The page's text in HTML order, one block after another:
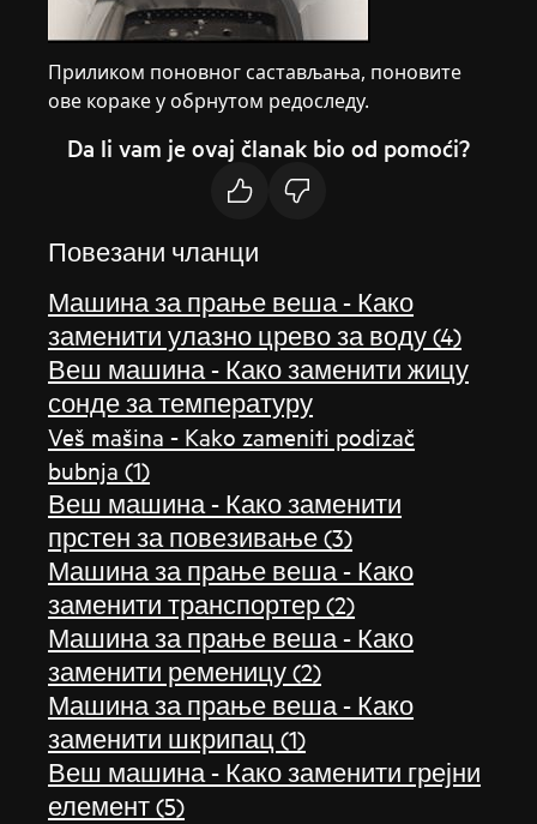
Приликом поновног састављања, поновите
ове кораке у обрнутом редоследу.
Da li vam je ovaj članak bio od pomoći?
Повезани чланци
Машина за прање веша - Како
заменити улазно црево за воду (4)
Веш машина - Како заменити жицу
сонде за температуру
Veš mašina - Kako zameniti podizač
bubnja (1)
Веш машина - Како заменити
прстен за повезивање (3)
Машина за прање веша - Како
заменити транспортер (2)
Машина за прање веша - Како
заменити ременицу (2)
Машина за прање веша - Како
заменити шкрипац (1)
Веш машина - Како заменити грејни
елемент (5)